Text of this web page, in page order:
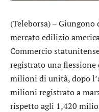
(Teleborsa) –
mercato edilizio
Commercio
registrato una flessione
milioni di unità, dopo
milioni registrato a
rispetto agli 1,420